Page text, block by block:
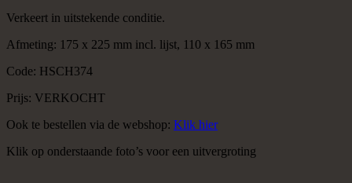
Verkeert in uitstekende conditie.
Afmeting: 175 x 225 mm incl. lijst, 110 x 165 mm
Code: HSCH374
Prijs: VERKOCHT
Ook te bestellen via de webshop: Klik hier
Klik op onderstaande foto’s voor een uitvergroting